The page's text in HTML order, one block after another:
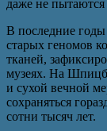
даже не пытаются
В последние годы
старых геномов
тканей,
музеях. На
и сухой вечной
сохраняться
сотни тысяч лет.